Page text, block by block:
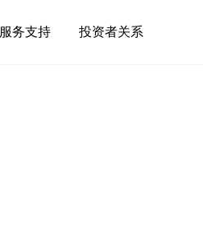
服务支持 投资者关系